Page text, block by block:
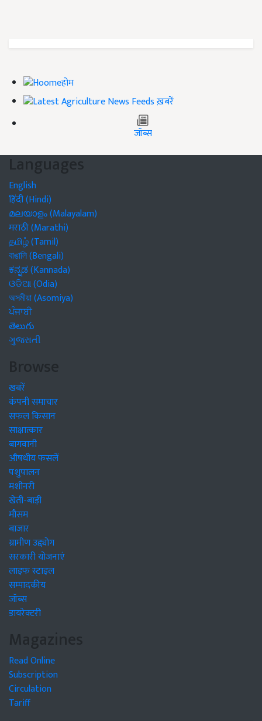
होम
ख़बरें
जॉब्स
Languages
English
हिंदी (Hindi)
മലയാളം (Malayalam)
मराठी (Marathi)
தமிழ் (Tamil)
বাঙালি (Bengali)
ಕನ್ನಡ (Kannada)
ଓଡିଆ (Odia)
অসমীয়া (Asomiya)
ਪੰਜਾਬੀ
తెలుగు
ગુજરાતી
Browse
खबरें
कंपनी समाचार
सफल किसान
साक्षात्कार
बागवानी
औषधीय फसलें
पशुपालन
मशीनरी
खेती-बाड़ी
मौसम
बाजार
ग्रामीण उद्द्योग
सरकारी योजनाएं
लाइफ स्टाइल
सम्पादकीय
जॉब्स
डायरेक्टरी
Magazines
Read Online
Subscription
Circulation
Tariff